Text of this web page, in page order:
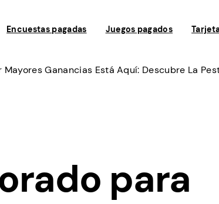
Encuestas pagadas Juegos pagados
Ganancias Está Aquí: Descubre La
para